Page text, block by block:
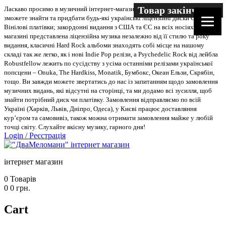
Ласкаво просимо в музичний інтернет-магазин “Два меломани”. У нас Ви
зможете знайти та придбати будь-які українські ліцензійні диски CD, DVD,
Вінілові платівки; закордонні видання з США та ЄС на всіх носіях. В
магазині представлена ліцензійна музика незалежно від її стилю та року
видання, класичні Hard Rock альбоми знаходять собі місце на нашому
складі так же легко, як і нові Indie Pop релізи, а Psychedelic Rock від лейбла
Robustfellow лежить по сусідству з усіма останніми релізами української
попсцени – Onuka, The Hardkiss, Monatik, Бумбокс, Океан Ельзи, Скрябін,
тощо. Ви завжди можете звертатись до нас із запитанням щодо замовлення
музичних видань, які відсутні на сторінці, та ми додамо всі зусилля, щоб
знайти потрібний диск чи платівку. Замовлення відправляємо по всій
Україні (Харків, Львів, Дніпро, Одеса), у Києві працює доставляння
кур’єром та самовивіз, також можна отримати замовлення майже у любій
точці світу. Слухайте якісну музику, гарного дня!
Login /Реєстрація
інтернет магазин
0 Товарів
0 0 грн.
Cart
Товар закінчився